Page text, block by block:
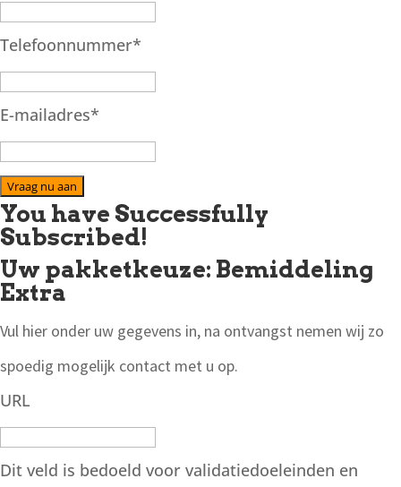
Telefoonnummer*
E-mailadres*
Vraag nu aan
You have Successfully
Subscribed!
Uw pakketkeuze: Bemiddeling
Extra
Vul hier onder uw gegevens in, na ontvangst nemen wij zo
spoedig mogelijk contact met u op.
URL
Dit veld is bedoeld voor validatiedoeleinden en